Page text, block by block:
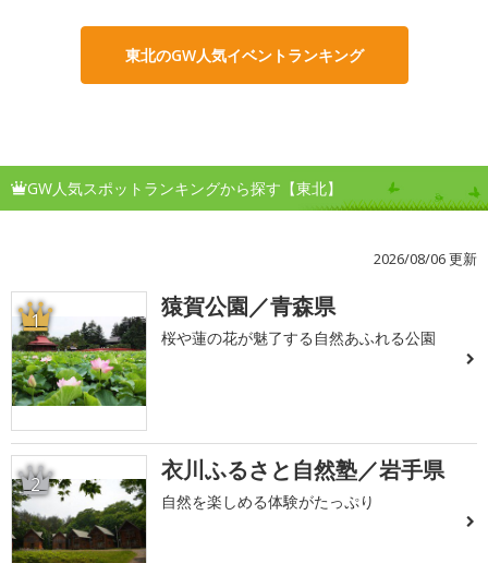
東北のGW人気イベントランキング
GW人気スポットランキングから探す【東北】
2026/08/06 更新
1 猿賀公園／青森県
桜や蓮の花が魅了する自然あふれる公園
2 衣川ふるさと自然塾／岩手県
自然を楽しめる体験がたっぷり